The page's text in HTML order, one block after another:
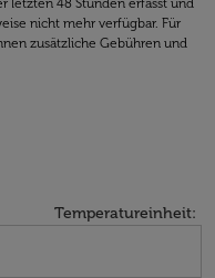
letzten 48 Stunden erfasst und
nicht mehr verfügbar. Für
zusätzliche Gebühren und
Temperatureinheit: